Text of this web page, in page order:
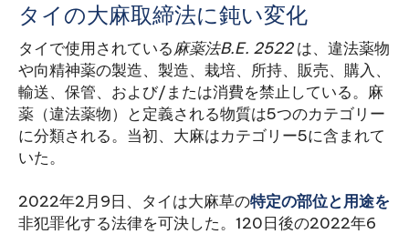
タイの大麻取締法に鈍い変化
タイで使用されている麻薬法B.E. 2522は、違法薬物
や向精神薬の製造、製造、栽培、所持、販売、購入、
輸送、保管、および/または消費を禁止している。麻
薬（違法薬物）と定義される物質は5つのカテゴリー
に分類される。当初、大麻はカテゴリー5に含まれて
いた。
2022年2月9日、タイは大麻草の特定の部位と用途を
非犯罪化する法律を可決した。120日後の2022年6